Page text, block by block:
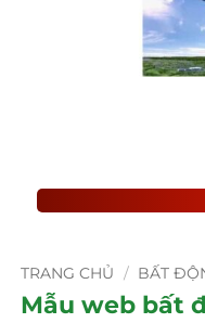
TRANG CHỦ / BẤT
Mẫu web bất